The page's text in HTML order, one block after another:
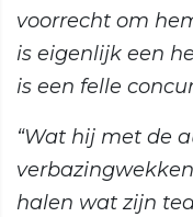
voorrecht om
is eigenlijk een
is een felle
“Wat hij met de
halen wat zijn